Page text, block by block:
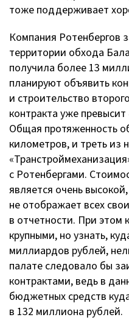
тоже поддерживает
Компания Ротенбергов
территории обхода
получила более 13
планируют объявить
и строительство
контракта уже
Общая протяженность
километров, и треть из
с Ротенбергами.
является очень
не отображает всех
в отчетности. При этом
крупными, но узнать,
миллиардов рублей,
палате следовало бы
контрактами, ведь в
бюджетных средств
в 132 миллиона рублей.